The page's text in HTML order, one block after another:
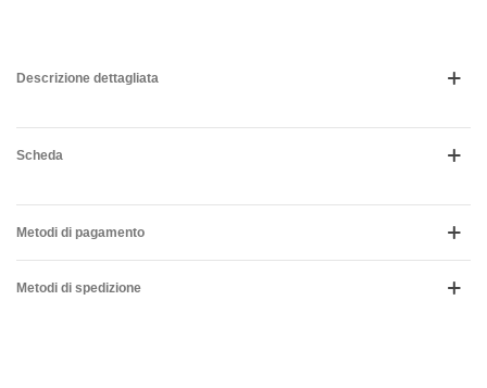
Descrizione dettagliata
Scheda
Metodi di pagamento
Metodi di spedizione